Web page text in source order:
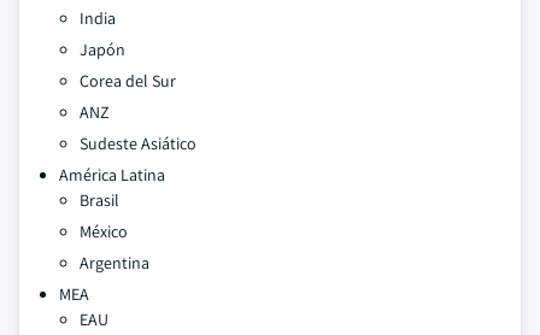
India
Japón
Corea del Sur
ANZ
Sudeste Asiático
América Latina
Brasil
México
Argentina
MEA
EAU